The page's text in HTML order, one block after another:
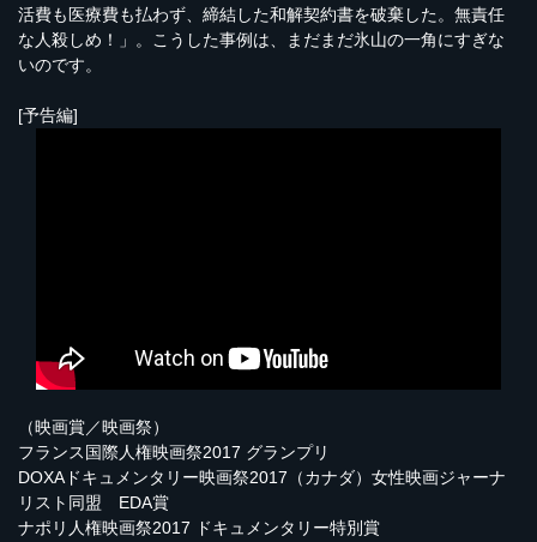
活費も医療費も払わず、締結した和解契約書を破棄した。無責任
な人殺しめ！」。こうした事例は、まだまだ氷山の一角にすぎな
いのです。
[予告編]
（映画賞／映画祭）
フランス国際人権映画祭2017 グランプリ
DOXAドキュメンタリー映画祭2017（カナダ）女性映画ジャーナ
リスト同盟 EDA賞
ナポリ人権映画祭2017 ドキュメンタリー特別賞